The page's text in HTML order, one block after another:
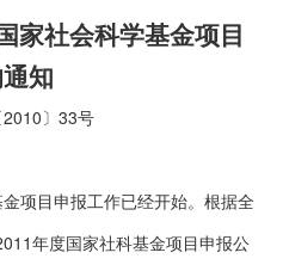
家社会科学基金项目
知
〕33号
目申报工作已经开始。根据全
年度国家社科基金项目申报公